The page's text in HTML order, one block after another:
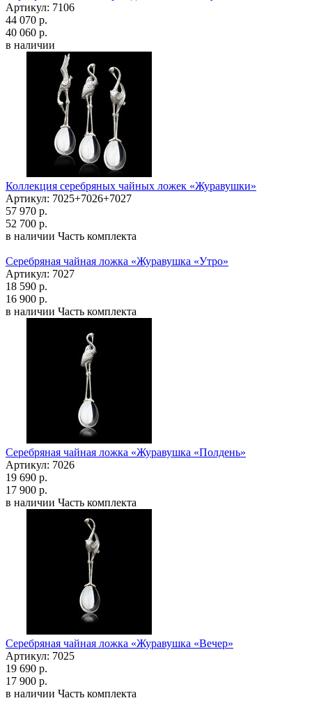
Артикул: 7106
44 070 р.
40 060 р.
в наличии
Коллекция серебряных чайных ложек «Журавушки»
Артикул: 7025+7026+7027
57 970 р.
52 700 р.
в наличии Часть комплекта
Серебряная чайная ложка «Журавушка «Утро»
Артикул: 7027
18 590 р.
16 900 р.
в наличии Часть комплекта
Серебряная чайная ложка «Журавушка «Полдень»
Артикул: 7026
19 690 р.
17 900 р.
в наличии Часть комплекта
Серебряная чайная ложка «Журавушка «Вечер»
Артикул: 7025
19 690 р.
17 900 р.
в наличии Часть комплекта